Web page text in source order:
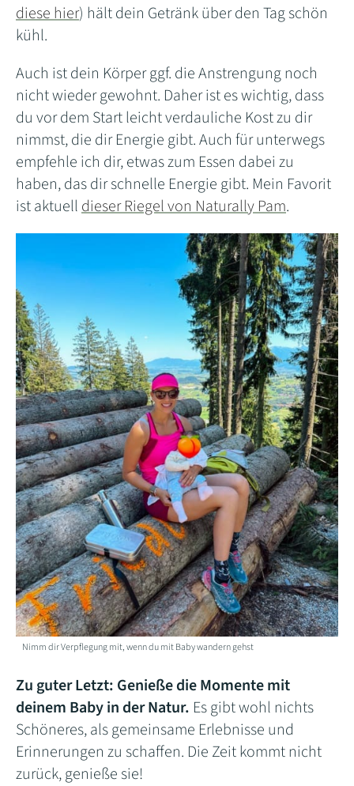
diese hier) hält dein Getränk über den Tag schön
kühl.
Auch ist dein Körper ggf. die Anstrengung noch
nicht wieder gewohnt. Daher ist es wichtig, dass
du vor dem Start leicht verdauliche Kost zu dir
nimmst, die dir Energie gibt. Auch für unterwegs
empfehle ich dir, etwas zum Essen dabei zu
haben, das dir schnelle Energie gibt. Mein Favorit
ist aktuelldieser Riegel von Naturally Pam.
Nimm dir Verpflegung mit, wenn du mit Baby wandern gehst
Zu guter Letzt: Genieße die Momente mit
deinem Baby in der Natur. Es gibt wohl nichts
Schöneres, als gemeinsame Erlebnisse und
Erinnerungen zu schaffen. Die Zeit kommt nicht
zurück, genieße sie!